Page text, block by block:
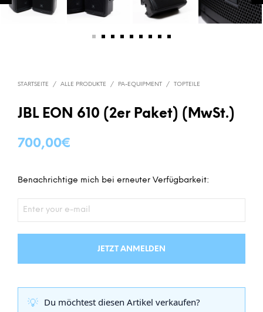
STARTSEITE / ALLE PRODUKTE / PA-EQUIPMENT / TOPTEILE
JBL EON 610 (2er Paket) (MwSt.)
700,00€
Benachrichtige mich bei erneuter Verfügbarkeit:
JETZT ANMELDEN
💡 Du möchtest diesen Artikel verkaufen?